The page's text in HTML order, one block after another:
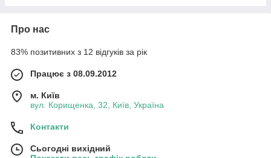
Про нас
83% позитивних з 12 відгуків за рік
Працює з 08.09.2012
м. Київ
вул. Корищенка, 32, Київ, Україна
Контакти
Сьогодні вихідний